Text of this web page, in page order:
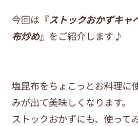
今回は 『ストックおかずキャ
布炒め』 をご紹介します♪
塩昆布をちょこっとお料理に
みが出て美味しくなります。
ストックおかずにも、使って